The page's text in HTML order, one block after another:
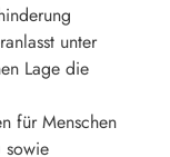
unter
Lage die
für Menschen
sowie